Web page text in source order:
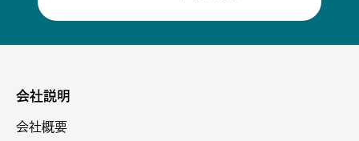
会社説明
会社概要